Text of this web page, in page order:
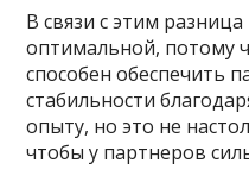
В связи с этим разница
оптимальной, потому
способен обеспечить
стабильности
опыту, но это не
чтобы у партнеров